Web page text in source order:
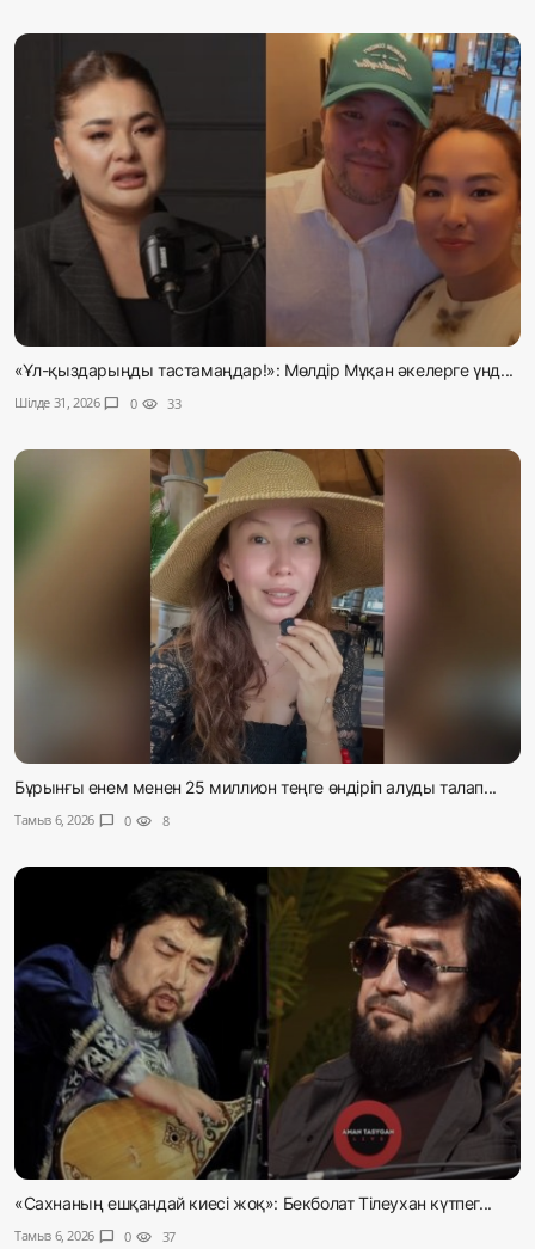
«Ұл-қыздарыңды тастамаңдар!»: Мөлдір Мұқан әкелерге үнд...
Шілде 31, 2026 chat_bubble 0 visibility 33
Бұрынғы енем менен 25 миллион теңге өндіріп алуды талап...
Тамыз 6, 2026 chat_bubble 0 visibility 8
«Сахнаның ешқандай киесі жоқ»: Бекболат Тілеухан күтпег...
Тамыз 6, 2026 chat_bubble 0 visibility 37